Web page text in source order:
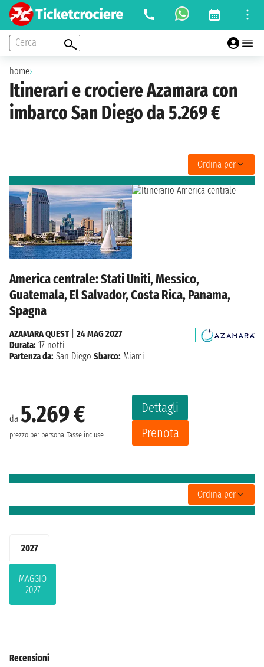
Cerca
home›
Itinerari e crociere Azamara con
imbarco San Diego da 5.269 €
2027
MAGGIO
2027
Ordina per
America centrale: Stati Uniti, Messico,
Guatemala, El Salvador, Costa Rica, Panama,
Spagna
da 5.269 €
prezzo per persona Tasse incluse
Dettagli
Prenota
AZAMARA QUEST| 24 MAG 2027
Durata: 17 notti
Partenza da: San Diego Sbarco: Miami
Ordina per
Recensioni